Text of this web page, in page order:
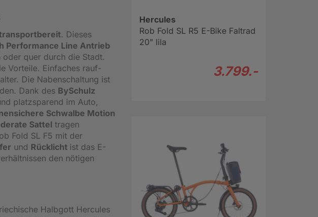
. Dieses
Performance Line Antrieb
quer durch die Stadt.
Vorteile. Einfaches rauf-
Die Nabenschaltung ist
Dank des BySchulz
platzsparend im Auto,
Schwalbe Motion
Sattel tragen
Fold SL F5 mit der
und Rücklicht ist das E-
den nötigen
Halbgott Hercules
Hercules
Rob Fold SL R5 E-Bike Faltrad
20" lila
3.799.-